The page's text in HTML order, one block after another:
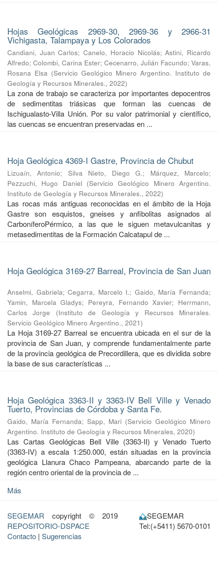
Hojas Geológicas 2969-30, 2969-36 y 2966-31
Vichigasta, Talampaya y Los Colorados
Candiani, Juan Carlos;Canelo, Horacio Nicolás;Astini, Ricardo
Alfredo; Colombi, Carina Ester; Cecenarro, Julián Facundo; Varas,
Rosana Elsa (Servicio Geológico Minero Argentino. Instituto de
Geología y Recursos Minerales., 2022)
La zona de trabajo se caracteriza por importantes depocentros
de sedimentitas triásicas que forman las cuencas de
Ischigualasto-Villa Unión. Por su valor patrimonial y cientíﬁco,
las cuencas se encuentran preservadas en ...
Hoja Geológica 4369-I Gastre, Provincia de Chubut
Lizuaín, Antonio; Silva Nieto, Diego G.; Márquez, Marcelo;
Pezzuchi, Hugo Daniel (Servicio Geológico Minero Argentino.
Instituto de Geología y Recursos Minerales., 2022)
Las rocas más antiguas reconocidas en el ámbito de la Hoja
Gastre son esquistos, gneises y anfibolitas asignados al
CarboníferoPérmico, a las que le siguen metavulcanitas y
metasedimentitas de la Formación Calcatapul de ...
Hoja Geológica 3169-27 Barreal, Provincia de San Juan
Anselmi, Gabriela;Cegarra, Marcelo I.; Gaido, María Fernanda;
Yamin, Marcela Gladys; Pereyra, Fernando Xavier; Herrmann,
Carlos Jorge
(Instituto de Geología y Recursos Minerales.
Servicio Geológico Minero Argentino., 2021)
La Hoja 3169-27 Barreal se encuentra ubicada en el sur de la
provincia de San Juan, y comprende fundamentalmente parte
de la provincia geológica de Precordillera, que es dividida sobre
la base de sus características ...
Hoja Geológica 3363-II y 3363-IV Bell Ville y Venado
Tuerto, Provincias de Córdoba y Santa Fe.
Gaido, María Fernanda; Sapp, Mari (Servicio Geológico Minero
Argentino. Instituto de Geología y Recursos Minerales, 2020)
Las Cartas Geológicas Bell Ville (3363-II) y Venado Tuerto
(3363-IV) a escala 1:250.000, están situadas en la provincia
geológica Llanura Chaco Pampeana, abarcando parte de la
región centro oriental de la provincia de ...
Más
SEGEMAR copyright © 2019
REPOSITORIO-DSPACE
Contacto | Sugerencias
SEGEMAR
Tel:(+5411) 5670-0101